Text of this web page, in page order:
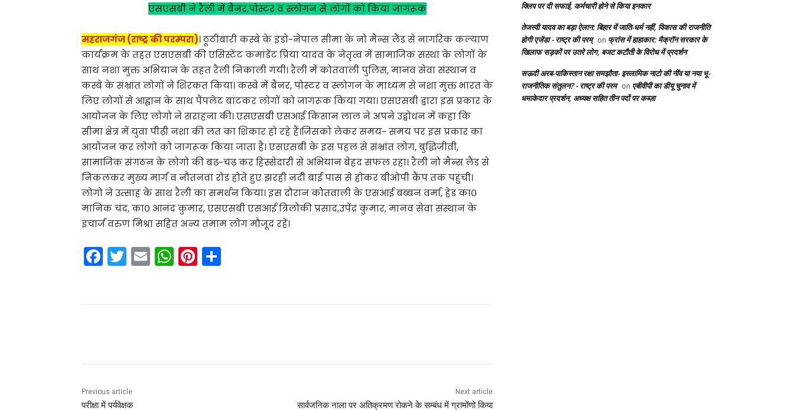
एसएसबी ने रैली में बैनर,पोस्टर व स्लोगन से लोगों को किया जागरूक
महराजगंज (राष्ट्र की परम्परा)। ठूठीबारी कस्बे के इंडो-नेपाल सीमा के नो मैन्स लैंड से नागरिक कल्याण
कार्यक्रम के तहत एसएसबी की एसिस्टेंट कमांडेंट प्रिया यादव के नेतृत्व में सामाजिक संस्था के लोगों के
साथ नशा मुक्त अभियान के तहत रैली निकाली गयी। रैली में कोतवाली पुलिस, मानव सेवा संस्थान व
कस्बे के संभ्रांत लोगों ने शिरकत किया। कस्बे में बैनर, पोस्टर व स्लोगन के माध्यम से नशा मुक्त भारत के
लिए लोगों से आह्वान के साथ पैंपलेट बांटकर लोगों को जागरूक किया गया। एसएसबी द्वारा इस प्रकार के
आयोजन के लिए लोगो ने सराहना की। एसएसबी एसआई किसान लाल ने अपने उद्बोधन में कहा कि
सीमा क्षेत्र में युवा पीढ़ी नशा की लत का शिकार हो रहे हैं।जिसको लेकर समय- समय पर इस प्रकार का
आयोजन कर लोगो को जागरूक किया जाता है। एसएसबी के इस पहल से संभ्रांत लोग, बुद्धिजीवी,
सामाजिक संगठन के लोगो की बढ़-चढ़ कर हिस्सेदारी से अभियान बेहद सफल रहा। रैली नो मैन्स लैंड से
निकलकर मुख्य मार्ग व नौतनवां रोड होते हुए झरही नदी बाई पास से होकर बीओपी कैंप तक पहुंची।
लोगो ने उत्साह के साथ रैली का समर्थन किया। इस दौरान कोतवाली के एसआई बब्बन वर्मा, हेड का०
मानिक चंद, का० आनंद कुमार, एसएसबी एसआई त्रिलोकी प्रसाद,उपेंद्र कुमार, मानव सेवा संस्थान के
इंचार्ज वरुण मिश्रा सहित अन्य तमाम लोग मौजूद रहें।
F
a
k
T
w
E
m
W
h
Pi
nt
Previous article
परीक्षा में पर्यवेक्षक
Next article
सार्वजनिक नाला पर अतिक्रमण रोकने के सम्बंध में ग्रामोंणो किया
क्लिप पर दी सफाई, कर्मचारी होने से किया इनकार
तेजस्वी यादव का बड़ा ऐलान: बिहार में जाति-धर्म नहीं, विकास की राजनीति
होगी एजेंडा - राष्ट्र की परम् on फ्रांस में हाहाकार: मैक्रॉन सरकार के
खिलाफ सड़कों पर उतरे लोग, बजट कटौती के विरोध में प्रदर्शन
सऊदी अरब-पाकिस्तान रक्षा समझौता- इस्लामिक नाटो की नींव या नया भू-
राजनीतिक संतुलन? - राष्ट्र की परम on एबीवीपी का डीयू चुनाव में
धमाकेदार प्रदर्शन, अध्यक्ष सहित तीन पदों पर कब्ज़ा